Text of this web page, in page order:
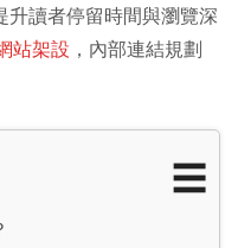
讀者停留時間與瀏覽深
站架設 ，內部連結規劃
☰